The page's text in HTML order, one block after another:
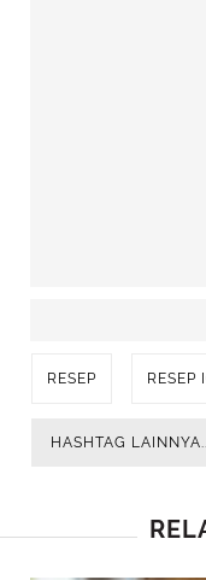
RESEP RESEP
HASHTAG